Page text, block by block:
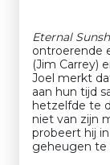
Eternal
ontroerende
(Jim Carrey)
Joel merkt
aan hun tijd
hetzelfde te
niet van zijn
probeert hij
geheugen te